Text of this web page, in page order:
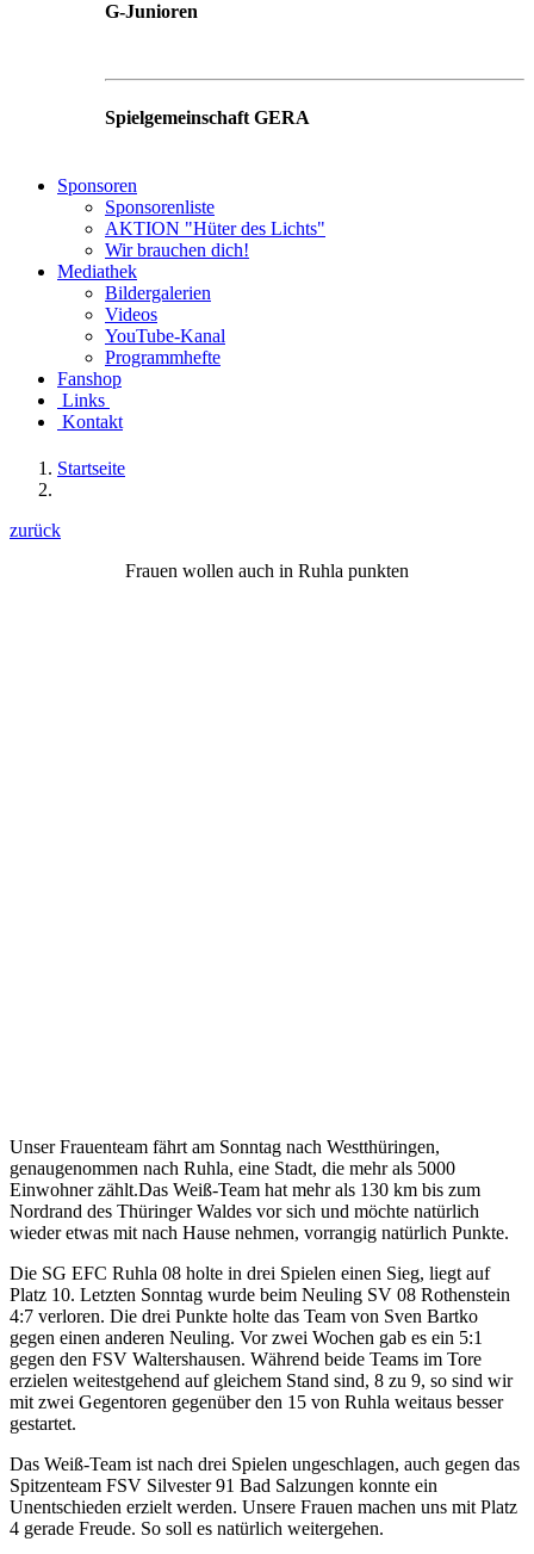
G-Junioren
Spielgemeinschaft GERA
Sponsoren
Sponsorenliste
AKTION "Hüter des Lichts"
Wir brauchen dich!
Mediathek
Bildergalerien
Videos
YouTube-Kanal
Programmhefte
Fanshop
Links
Kontakt
Startseite
zurück
Frauen wollen auch in Ruhla punkten
Unser Frauenteam fährt am Sonntag nach Westthüringen,
genaugenommen nach Ruhla, eine Stadt, die mehr als 5000
Einwohner zählt.Das Weiß-Team hat mehr als 130 km bis zum
Nordrand des Thüringer Waldes vor sich und möchte natürlich
wieder etwas mit nach Hause nehmen, vorrangig natürlich Punkte.
Die SG EFC Ruhla 08 holte in drei Spielen einen Sieg, liegt auf
Platz 10. Letzten Sonntag wurde beim Neuling SV 08 Rothenstein
4:7 verloren. Die drei Punkte holte das Team von Sven Bartko
gegen einen anderen Neuling. Vor zwei Wochen gab es ein 5:1
gegen den FSV Waltershausen. Während beide Teams im Tore
erzielen weitestgehend auf gleichem Stand sind, 8 zu 9, so sind wir
mit zwei Gegentoren gegenüber den 15 von Ruhla weitaus besser
gestartet.
Das Weiß-Team ist nach drei Spielen ungeschlagen, auch gegen das
Spitzenteam FSV Silvester 91 Bad Salzungen konnte ein
Unentschieden erzielt werden. Unsere Frauen machen uns mit Platz
4 gerade Freude. So soll es natürlich weitergehen.